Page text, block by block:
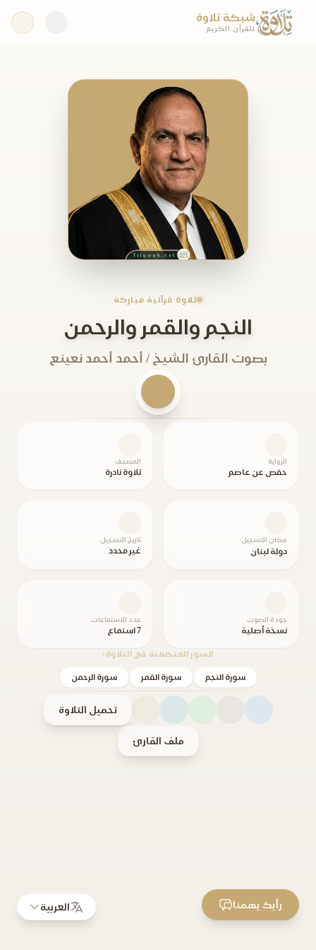
شبكة تلاوة
للقرآن الكريم
تلاوة قرآنية مباركة
النجم والقمر والرحمن
بصوت القارئ الشيخ / أحمد أحمد نعينع
الرواية
حفص عن عاصم
المصحف
تلاوة نادرة
مكان التسجيل
دولة لبنان
تاريخ التسجيل
غير محدد
جودة الصوت
نسخة أصلية
عدد الاستماعات
7 استماع
السور المتضمنة في التلاوة:
سورة النجم سورة القمر سورة الرحمن
تحميل التلاوة
ملف القارئ
العربية رأيك يهمنا